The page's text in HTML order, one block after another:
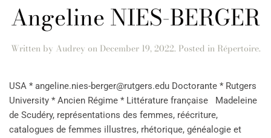
Angeline NIES-BERGER
Written by Audrey on December 19, 2022. Posted in Répertoire.
USA * angeline.nies-berger@rutgers.edu Doctorante * Rutgers
University * Ancien Régime * Littérature française Madeleine
de Scudéry, représentations des femmes, réécriture,
catalogues de femmes illustres, rhétorique, généalogie et